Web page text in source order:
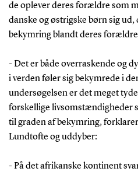
de oplever deres forældre som
danske og østrigske børn sig
bekymring blandt deres
- Det er både overraskende og
i verden føler sig bekymrede i
undersøgelsen er det meget
forskellige livsomstændigheder
til graden af bekymring,
Lundtofte og uddyber:
- På det afrikanske kontinent